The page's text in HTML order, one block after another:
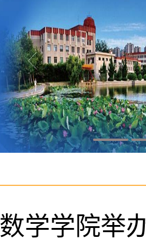
数学学院举